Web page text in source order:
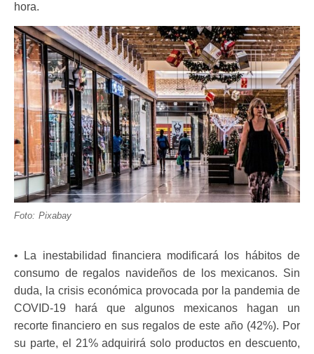
hora.
Foto: Pixabay
• La inestabilidad financiera modificará los hábitos de
consumo de regalos navideños de los mexicanos. Sin
duda, la crisis económica provocada por la pandemia de
COVID-19 hará que algunos mexicanos hagan un
recorte financiero en sus regalos de este año (42%). Por
su parte, el 21% adquirirá solo productos en descuento,